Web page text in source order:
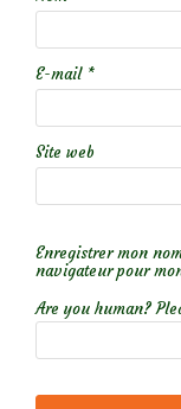
E-mail *
Site web
Enregistrer mon
navigateur pour
Are you human?